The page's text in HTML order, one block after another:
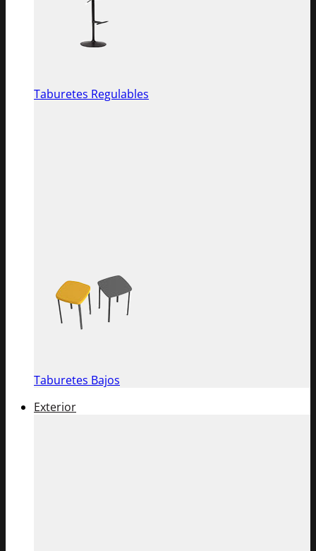
Taburetes Regulables
Taburetes Bajos
Exterior